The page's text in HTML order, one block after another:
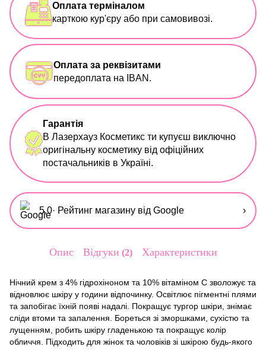
Оплата терміналом
карткою кур'єру або при самовивозі.
Оплата за реквізитами
передоплата на IBAN.
Гарантія
В Лазерхауз Косметикс ти купуєш виключно
оригінальну косметику від офіційних
постачальників в Україні.
5,0· Рейтинг магазину від Google ›
Опис Відгуки 2 Характеристики
Нічний крем з 4% гідрохіноном та 10% вітаміном C зволожує та
відновлює шкіру у години відпочинку. Освітлює пігментні плями
та запобігає їхній появі надалі. Покращує тургор шкіри, знімає
сліди втоми та запалення. Бореться зі зморшками, сухістю та
лущенням, робить шкіру гладенькою та покращує колір
обличчя. Підходить для жінок та чоловіків зі шкірою будь-якого